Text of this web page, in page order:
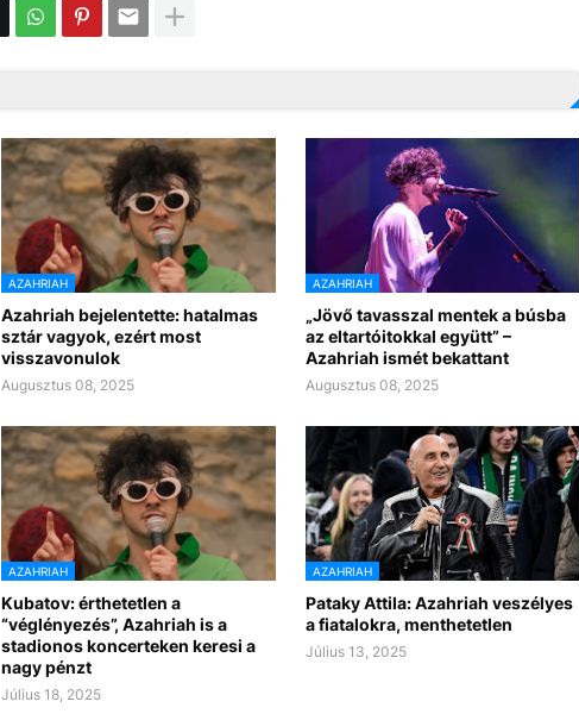
AZAHRIAH
Azahriah bejelentette: hatalmas
sztár vagyok, ezért most
visszavonulok
Augusztus 08, 2025
AZAHRIAH
„Jövő tavasszal mentek a búsba
az eltartóitokkal együtt” –
Azahriah ismét bekattant
Augusztus 08, 2025
AZAHRIAH
Kubatov: érthetetlen a
“véglényezés”, Azahriah is a
stadionos koncerteken keresi a
nagy pénzt
Július 18, 2025
AZAHRIAH
Pataky Attila: Azahriah veszélyes
a fiatalokra, menthetetlen
Július 13, 2025